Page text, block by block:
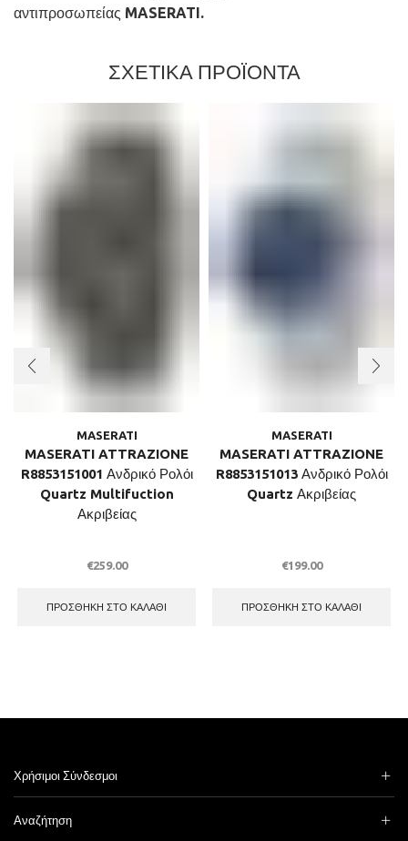
αντιπροσωπείας MASERATI.
ΣΧΕΤΙΚΑ ΠΡΟΪΟΝΤΑ
MASERATI
MASERATI ATTRAZIONE
R8853151001 Ανδρικό Ρολόι
Quartz Multifuction
Ακριβείας
€259.00
ΠΡΟΣΘΉΚΗ ΣΤΟ ΚΑΛΆΘΙ
MASERATI
MASERATI ATTRAZIONE
R8853151013 Ανδρικό Ρολόι
Quartz Ακριβείας
€199.00
ΠΡΟΣΘΉΚΗ ΣΤΟ ΚΑΛΆΘΙ
Χρήσιμοι Σύνδεσμοι
Αναζήτηση